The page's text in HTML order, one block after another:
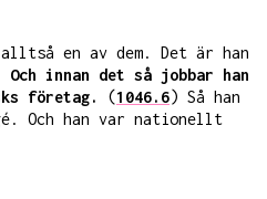
en av dem. Det är han
Och innan det så jobbar han
företag.
(1046.6) Så han
Och han var nationellt